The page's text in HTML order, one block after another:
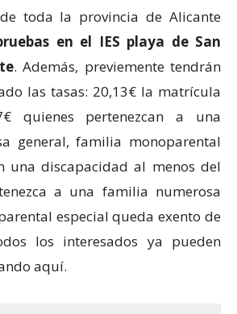
toda la provincia de Alicante
en el IES playa de San
. Además, previemente tendrán
las tasas: 20,13€ la matrícula
quienes pertenezcan a una
general, familia monoparental
una discapacidad al menos del
a una familia numerosa
especial queda exento de
los interesados ya pueden
aquí.